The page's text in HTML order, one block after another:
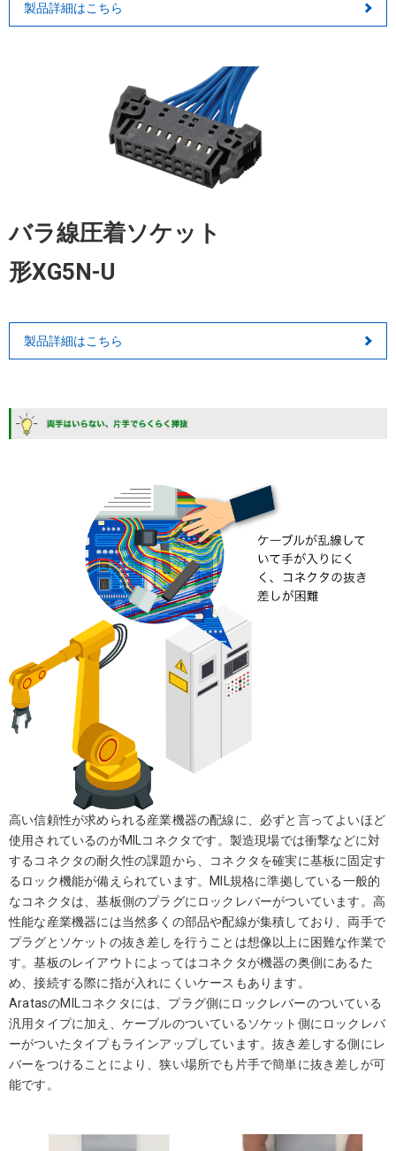
製品詳細はこちら
バラ線圧着ソケット
形XG5N-U
製品詳細はこちら
高い信頼性が求められる産業機器の配線に、必ずと言ってよいほど
使用されているのがMILコネクタです。製造現場では衝撃などに対
するコネクタの耐久性の課題から、コネクタを確実に基板に固定す
るロック機能が備えられています。MIL規格に準拠している一般的
なコネクタは、基板側のプラグにロックレバーがついています。高
性能な産業機器には当然多くの部品や配線が集積しており、両手で
プラグとソケットの抜き差しを行うことは想像以上に困難な作業で
す。基板のレイアウトによってはコネクタが機器の奥側にあるた
め、接続する際に指が入れにくいケースもあります。
AratasのMILコネクタには、プラグ側にロックレバーのついている
汎用タイプに加え、ケーブルのついているソケット側にロックレバ
ーがついたタイプもラインアップしています。抜き差しする側にレ
バーをつけることにより、狭い場所でも片手で簡単に抜き差しが可
能です。